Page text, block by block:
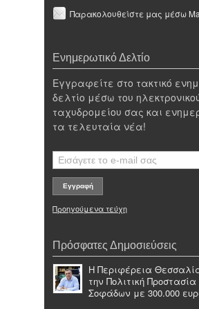
Παρακολουθείστε μας μέσω
Ενημερωτικό Δελτίο
Εγγραφείτε στο τακτικό
δελτίο μέσω του
ταχυδρομείου σας και
τα τελευταία νέα!
Προηγούμενα τεύχη
Πρόσφατες Δημοσιεύσεις
Η Περιφέρεια
την Πολιτική
Σοφάδων με 300.000